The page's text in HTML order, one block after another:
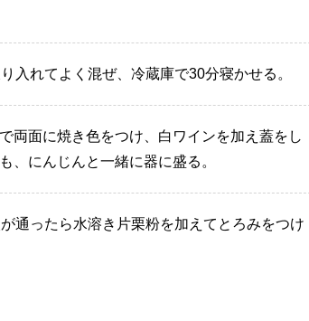
入れてよく混ぜ、冷蔵庫で30分寝かせる。
両面に焼き色をつけ、白ワインを加え蓋をし
、にんじんと一緒に器に盛る。
通ったら水溶き片栗粉を加えてとろみをつけ